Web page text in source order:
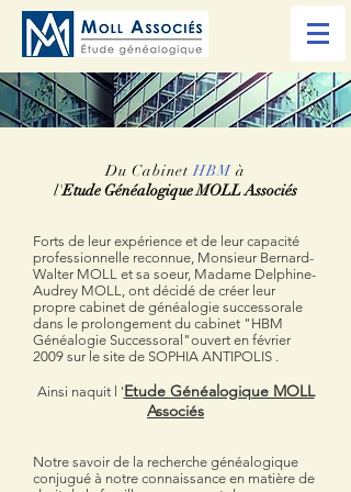
Du CabinetHBM à
l'Etude GénéalogiqueMOLL Associés
​Forts de leur expérience et de leur capacité
professionnelle reconnue, Monsieur Bernard-
Walter MOLL et sa soeur, Madame Delphine-
Audrey MOLL, ont décidé de créer leur
propre cabinet de généalogie successorale
dans le prolongement du cabinet "HBM
Généalogie Successoral"ouvert en février
2009 sur le site de SOPHIA ANTIPOLIS .
Ainsi naquit l 'Etude Généalogique MOLL
Associés
Notre savoir de la recherche généalogique
conjugué à notre connaissance en matière de